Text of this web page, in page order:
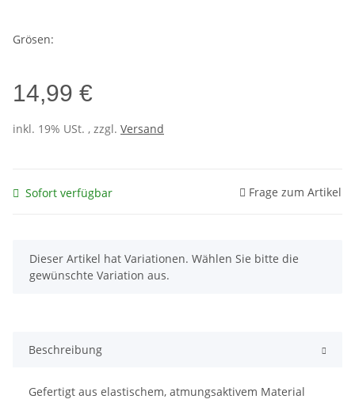
Grösen:
14,99 €
inkl. 19% USt. , zzgl. Versand
Sofort verfügbar Frage zum Artikel
x
Dieser Artikel hat Variationen. Wählen Sie bitte die
gewünschte Variation aus.
Beschreibung
Gefertigt aus elastischem, atmungsaktivem Material